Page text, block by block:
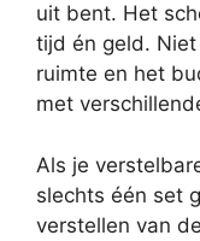
uit bent. Het
tijd én geld.
ruimte en het
met
Als je
slechts één set
verstellen van